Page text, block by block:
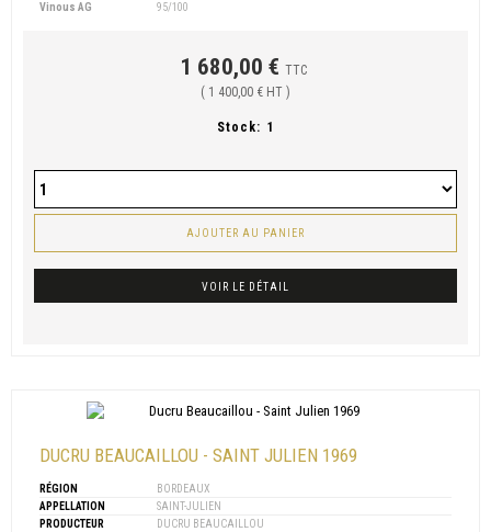
Vinous AG
95/100
1 680,00 € TTC
( 1 400,00 € HT )
Stock: 1
AJOUTER AU PANIER
VOIR LE DÉTAIL
DUCRU BEAUCAILLOU - SAINT JULIEN 1969
RÉGION
BORDEAUX
APPELLATION
SAINT-JULIEN
PRODUCTEUR
DUCRU BEAUCAILLOU